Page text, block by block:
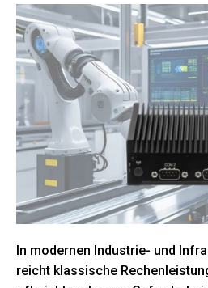
In modernen Industrie- und
reicht klassische